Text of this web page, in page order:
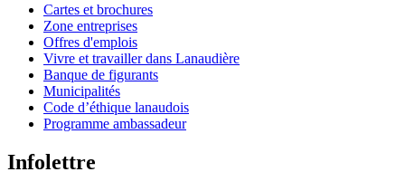
Cartes et brochures
Zone entreprises
Offres d'emplois
Vivre et travailler dans Lanaudière
Banque de figurants
Municipalités
Code d’éthique lanaudois
Programme ambassadeur
Infolettre